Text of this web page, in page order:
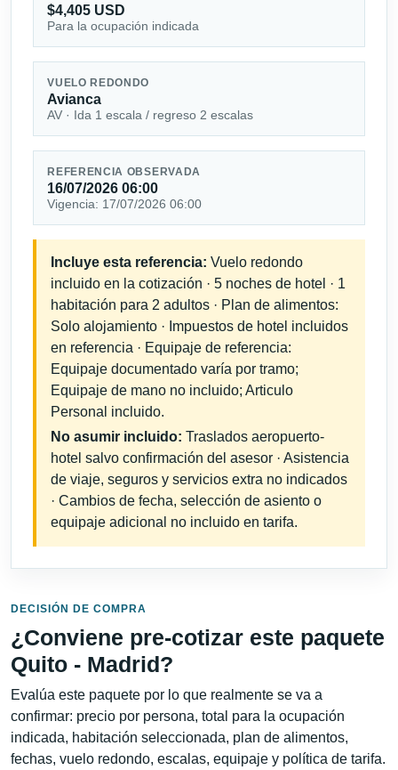
$4,405 USD
Para la ocupación indicada
VUELO REDONDO
Avianca
AV · Ida 1 escala / regreso 2 escalas
REFERENCIA OBSERVADA
16/07/2026 06:00
Vigencia: 17/07/2026 06:00
Incluye esta referencia: Vuelo redondo
incluido en la cotización · 5 noches de hotel · 1
habitación para 2 adultos · Plan de alimentos:
Solo alojamiento · Impuestos de hotel incluidos
en referencia · Equipaje de referencia:
Equipaje documentado varía por tramo;
Equipaje de mano no incluido; Articulo
Personal incluido.
No asumir incluido: Traslados aeropuerto-
hotel salvo confirmación del asesor · Asistencia
de viaje, seguros y servicios extra no indicados
· Cambios de fecha, selección de asiento o
equipaje adicional no incluido en tarifa.
DECISIÓN DE COMPRA
¿Conviene pre-cotizar este paquete
Quito - Madrid?
Evalúa este paquete por lo que realmente se va a
confirmar: precio por persona, total para la ocupación
indicada, habitación seleccionada, plan de alimentos,
fechas, vuelo redondo, escalas, equipaje y política de tarifa.